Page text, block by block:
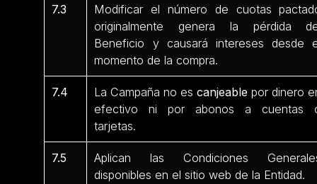
7.3
Modificar el número de cuotas
originalmente genera la pérdida
Beneficio y causará intereses desde
momento de la compra.
7.4 La Campaña no escanjeable por dinero
efectivo ni por abonos a cuentas
tarjetas.
7.5
Aplican las Condiciones
disponibles en el sitio web de la Entidad.